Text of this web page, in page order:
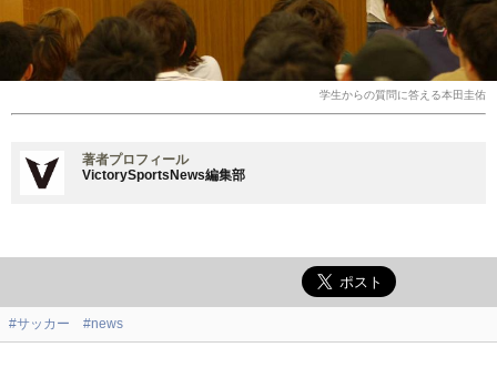
学生からの質問に答える本田圭佑
著者プロフィール
VictorySportsNews編集部
#サッカー #news